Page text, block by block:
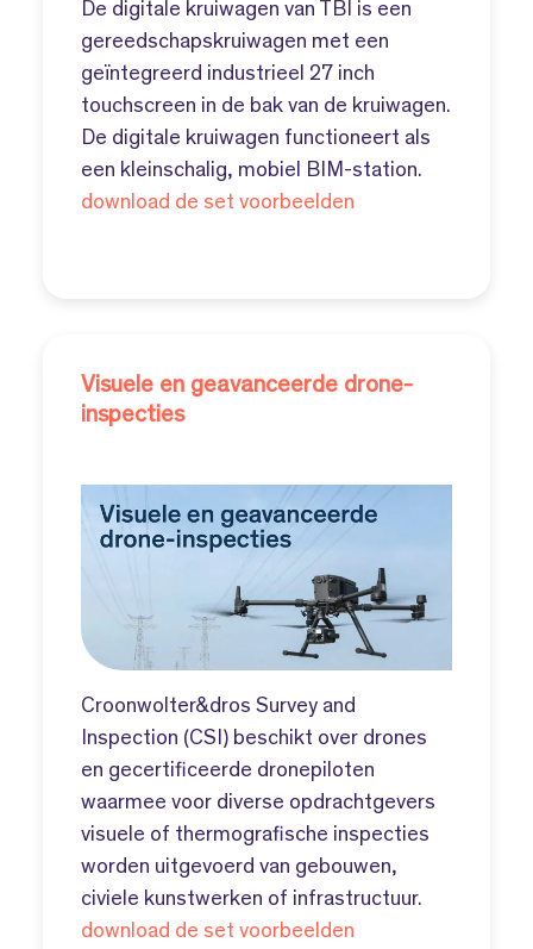
De digitale kruiwagen van TBI is een
gereedschapskruiwagen met een
geïntegreerd industrieel 27 inch
touchscreen in de bak van de kruiwagen.
De digitale kruiwagen functioneert als
een kleinschalig, mobiel BIM-station.
download de set voorbeelden
Visuele en geavanceerde drone-
inspecties
Croonwolter&dros Survey and
Inspection (CSI) beschikt over drones
en gecertificeerde dronepiloten
waarmee voor diverse opdrachtgevers
visuele of thermografische inspecties
worden uitgevoerd van gebouwen,
civiele kunstwerken of infrastructuur.
download de set voorbeelden